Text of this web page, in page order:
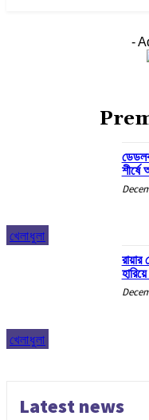
-
খেলাধুলা
শীর্ষে
খেলাধুলা
Latest news